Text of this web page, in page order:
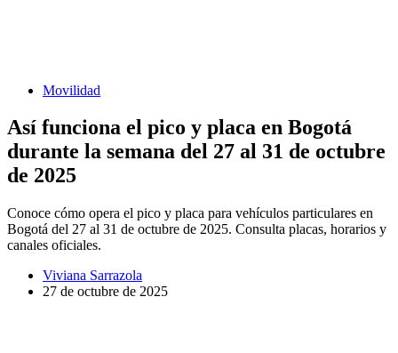
Movilidad
Así funciona el pico y placa en Bogotá
durante la semana del 27 al 31 de octubre
de 2025
Conoce cómo opera el pico y placa para vehículos particulares en
Bogotá del 27 al 31 de octubre de 2025. Consulta placas, horarios y
canales oficiales.
Viviana Sarrazola
27 de octubre de 2025